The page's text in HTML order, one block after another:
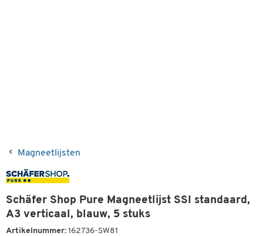
Magneetlijsten
Schäfer Shop Pure Magneetlijst SSI standaard,
A3 verticaal, blauw, 5 stuks
Artikelnummer: 162736-SW81